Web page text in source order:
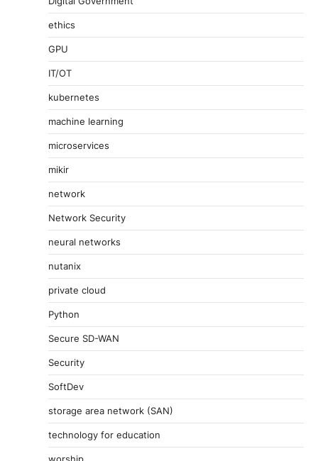
ethics
GPU
IT/OT
kubernetes
machine learning
microservices
mikir
network
Network Security
neural networks
nutanix
private cloud
Python
Secure SD-WAN
Security
SoftDev
storage area network (SAN)
technology for education